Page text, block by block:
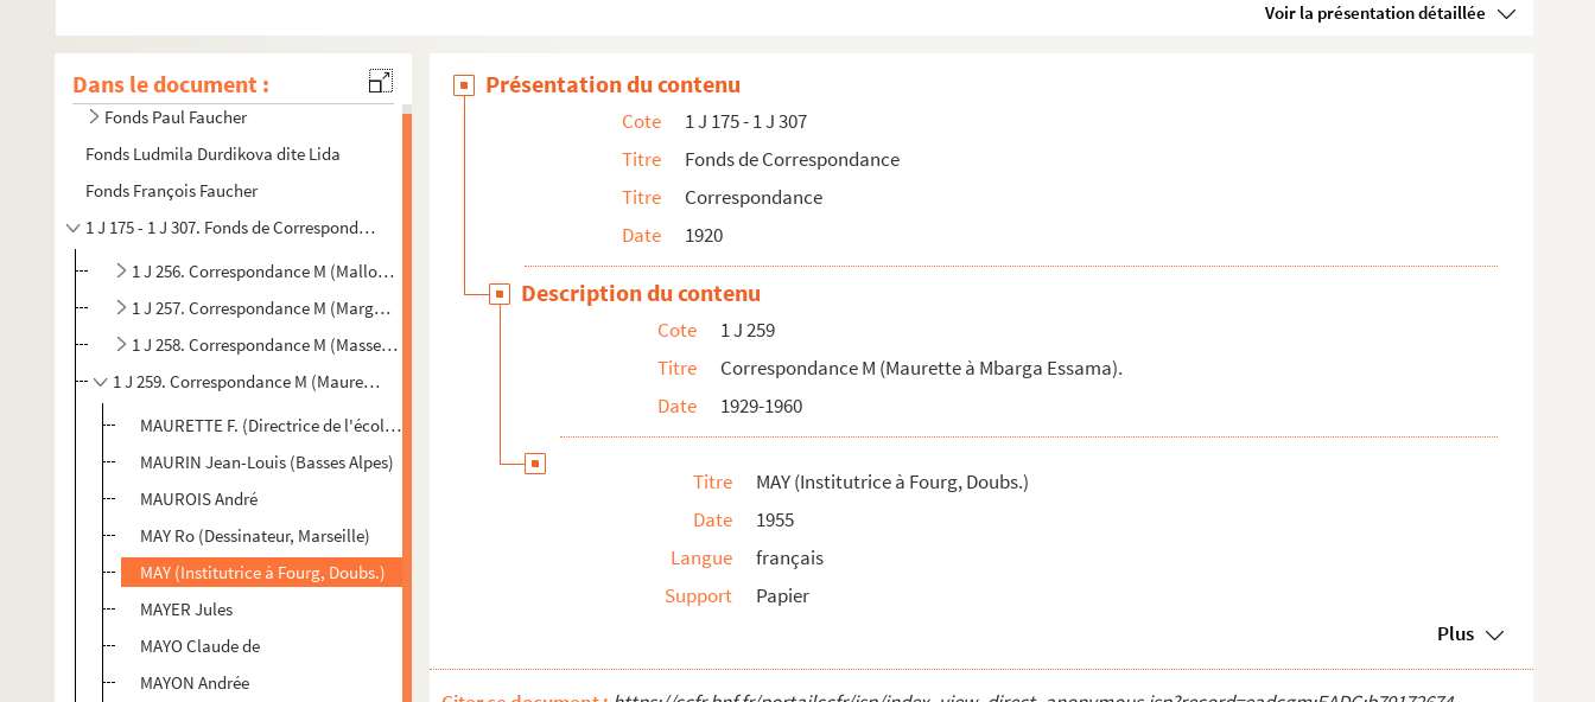
Voir la présentation détaillée
Dans le document :
Fonds Paul Faucher
Fonds Ludmila Durdikova dite Lida
Fonds François Faucher
1 J 175 - 1 J 307. Fonds de Correspondance
1 J 256. Correspondance M (Mallot à Margerit).
1 J 257. Correspondance M (Marguerite-Marie à Massacrier).
1 J 258. Correspondance M (Masse à Maurel).
1 J 259. Correspondance M (Maurette à Mbarga Essama).
MAURETTE F. (Directrice de l'école maternelle internationale de Genève (Méthode Montessori))
MAURIN Jean-Louis (Basses Alpes)
MAUROIS André
MAY Ro (Dessinateur, Marseille)
MAY (Institutrice à Fourg, Doubs.)
MAYER Jules
MAYO Claude de
MAYON Andrée
Présentation du contenu
Cote
1 J 175 - 1 J 307
Titre
Fonds de Correspondance
Titre
Correspondance
Date
1920
Description du contenu
Cote
1 J 259
Titre
Correspondance M (Maurette à Mbarga Essama).
Date
1929-1960
Titre
MAY (Institutrice à Fourg, Doubs.)
Date
1955
Langue
français
Support
Papier
Plus